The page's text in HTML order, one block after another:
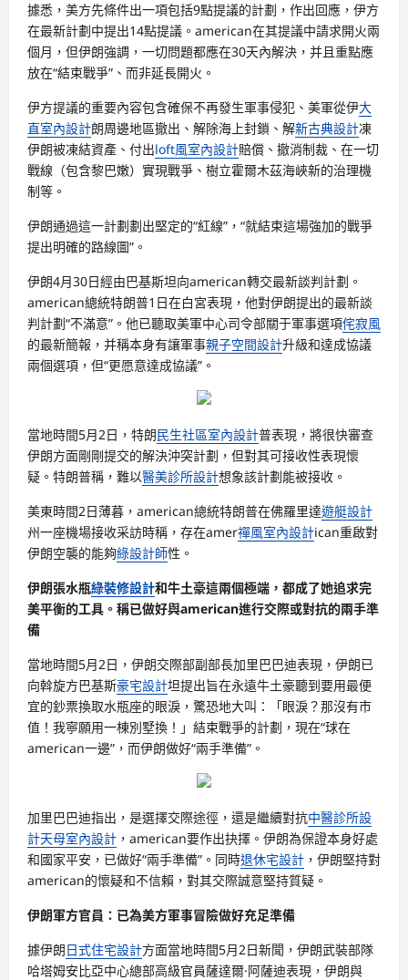
據悉，美方先條件出一項包括9點提議的計劃，作出回應，伊方
在最新計劃中提出14點提議。american在其提議中請求開火兩
個月，但伊朗強調，一切問題都應在30天內解決，并且重點應
放在“結束戰爭”、而非延長開火。
伊方提議的重要內容包含確保不再發生軍事侵犯、美軍從伊大
直室內設計朗周邊地區撤出、解除海上封鎖、解新古典設計凍
伊朗被凍結資產、付出loft風室內設計賠償、撤消制裁、在一切
戰線（包含黎巴嫩）實現戰爭、樹立霍爾木茲海峽新的治理機
制等。
伊朗通過這一計劃劃出堅定的“紅線”，“就結束這場強加的戰爭
提出明確的路線圖”。
伊朗4月30日經由巴基斯坦向american轉交最新談判計劃。
american總統特朗普1日在白宮表現，他對伊朗提出的最新談
判計劃“不滿意”。他已聽取美軍中心司令部關于軍事選項侘寂風
的最新簡報，并稱本身有讓軍事親子空間設計升級和達成協議
兩個選項，但“更愿意達成協議”。
當地時間5月2日，特朗民生社區室內設計普表現，將很快審查
伊朗方面剛剛提交的解決沖突計劃，但對其可接收性表現懷
疑。特朗普稱，難以醫美診所設計想象該計劃能被接收。
美東時間2日薄暮，american總統特朗普在佛羅里達遊艇設計
州一座機場接收采訪時稱，存在amer禪風室內設計ican重啟對
伊朗空襲的能夠綠設計師性。
伊朗張水瓶綠裝修設計和牛土豪這兩個極端，都成了她追求完
美平衡的工具。稱已做好與american進行交際或對抗的兩手準
備
當地時間5月2日，伊朗交際部副部長加里巴巴迪表現，伊朗已
向斡旋方巴基斯豪宅設計坦提出旨在永遠牛土豪聽到要用最便
宜的鈔票換取水瓶座的眼淚，驚恐地大叫：「眼淚？那沒有市
值！我寧願用一棟別墅換！」結束戰爭的計劃，現在“球在
american一邊”，而伊朗做好“兩手準備”。
加里巴巴迪指出，是選擇交際途徑，還是繼續對抗中醫診所設
計天母室內設計 ，american要作出抉擇。伊朗為保證本身好處
和國家平安，已做好“兩手準備”。同時退休宅設計 ，伊朗堅持對
american的懷疑和不信賴，對其交際誠意堅持質疑。
伊朗軍方官員：已為美方軍事冒險做好充足準備
據伊朗日式住宅設計方面當地時間5月2日新聞，伊朗武裝部隊
哈塔姆安比亞中心總部高級官員薩達爾·阿薩迪表現，伊朗與